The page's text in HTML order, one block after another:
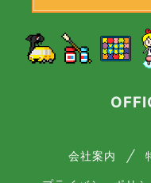
会社案内